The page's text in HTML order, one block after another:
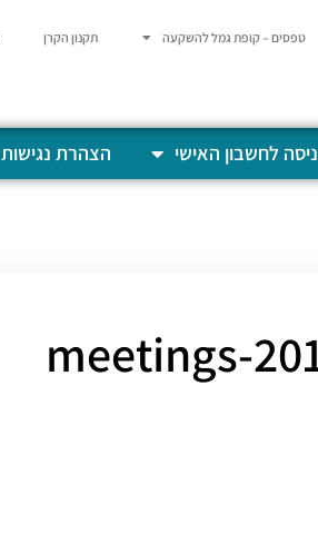
טפסים – קופת גמל להשקעה תקנון הקרן
לחשבון האישי הצהרת נגישות